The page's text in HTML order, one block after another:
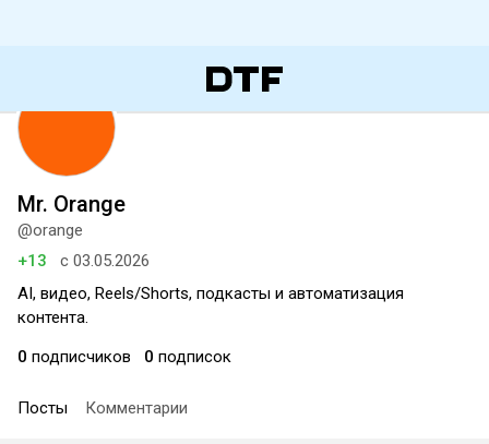
Mr. Orange
@orange
+13
с 03.05.2026
AI, видео, Reels/Shorts, подкасты и автоматизация
контента.
0 подписчиков 0 подписок
Посты Комментарии